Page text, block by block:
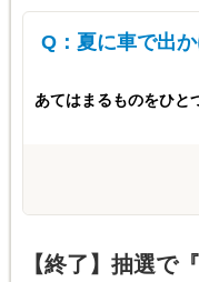
Q：夏に車で出
あてはまるものをひと
【終了】抽選で